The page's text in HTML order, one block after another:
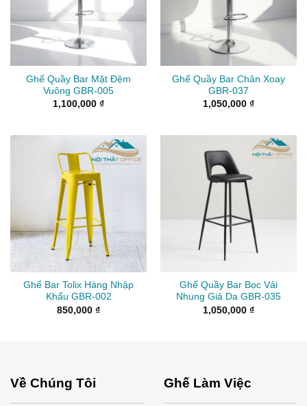
Ghế Quầy Bar Mặt Đệm
Vuông GBR-005
1,100,000 ₫
Ghế Quầy Bar Chân Xoay
GBR-037
1,050,000 ₫
Ghế Bar Tolix Hàng Nhập
Khẩu GBR-002
850,000 ₫
Ghế Quầy Bar Bọc Vải
Nhung Giả Da GBR-035
1,050,000 ₫
Về Chúng Tôi Ghế Làm Việc